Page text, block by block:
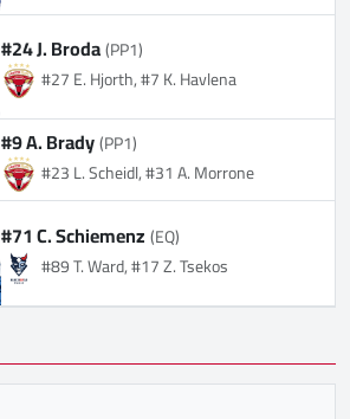
#24 J. Broda(PP1)
#27 E. Hjorth, #7 K. Havlena
#9 A. Brady(PP1)
#23 L. Scheidl, #31 A. Morrone
#71 C. Schiemenz(EQ)
#89 T. Ward, #17 Z. Tsekos